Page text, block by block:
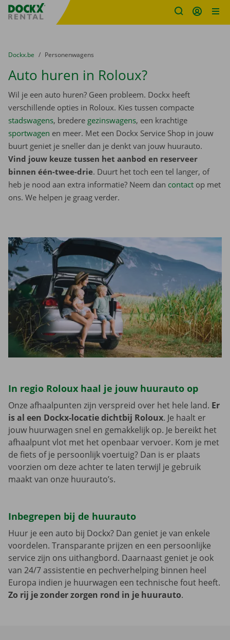
Fratello DEMO
U bevindt zich hier:
van
Dockx.be naar
Personenwagens
Auto huren in Roloux?
Wil je een auto huren? Geen probleem. Dockx heeft
verschillende opties in Roloux. Kies tussen compacte
stadswagens, bredere gezinswagens, een krachtige
sportwagen en meer. Met een Dockx Service Shop in jouw
buurt geniet je sneller dan je denkt van jouw huurauto.
Vind jouw keuze tussen het aanbod en reserveer
binnen één-twee-drie. Duurt het toch een tel langer, of
heb je nood aan extra informatie? Neem dan contact op met
ons. We helpen je graag verder.
In regio Roloux haal je jouw huurauto op
Onze afhaalpunten zijn verspreid over het hele land. Er
is al een Dockx-locatie dichtbij Roloux. Je haalt er
jouw huurwagen snel en gemakkelijk op. Je bereikt het
afhaalpunt vlot met het openbaar vervoer. Kom je met
de fiets of je persoonlijk voertuig? Dan is er plaats
voorzien om deze achter te laten terwijl je gebruik
maakt van onze huurauto’s.
Inbegrepen bij de huurauto
Huur je een auto bij Dockx? Dan geniet je van enkele
voordelen. Transparante prijzen en een persoonlijke
service zijn ons uithangbord. Daarnaast geniet je ook
van 24/7 assistentie en pechverhelping binnen heel
Europa indien je huurwagen een technische fout heeft.
Zo rij je zonder zorgen rond in je huurauto.